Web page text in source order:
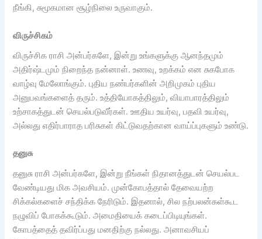
நீங்கி, சுமூகமான சூழ்நிலை உருவாகும்.
விருச்சிகம்
விருச்சிக ராசி அன்பர்களே, இன்று உங்களுக்கு ஆனந்தமும்
அதிர்ஷ்டமும் நிறைந்த நன்னாள். உணவு, உறக்கம் என சுகபோக
வாழ்வு மேலோங்கும். புதிய நண்பர்களின் அறிமுகம் புதிய
அனுபவங்களைத் தரும். உத்தியோகத்திலும், வியாபாரத்திலும்
உற்சாகத்துடன் செயல்படுவீர்கள். ஊதிய உயர்வு, பதவி உயர்வு,
அல்லது எதிர்பாராத பரிசுகள் கிட்டுவதற்கான வாய்ப்புகளும் உண்டு.
தனுசு
தனுசு ராசி அன்பர்களே, இன்று நீங்கள் நிதானத்துடன் செயல்பட
வேண்டியது மிக அவசியம். முன்கோபத்தால் தேவையற்ற
சிக்கல்களைச் சந்திக்க நேரிடும். இதனால், சில நற்பலன்கள்கூட
நழுவிப் போகக்கூடும். அமைதியைக் கடைப்பிடியுங்கள்.
கோபத்தைத் தவிர்ப்பது மனதிற்கு நல்லது. அனாவசியப்